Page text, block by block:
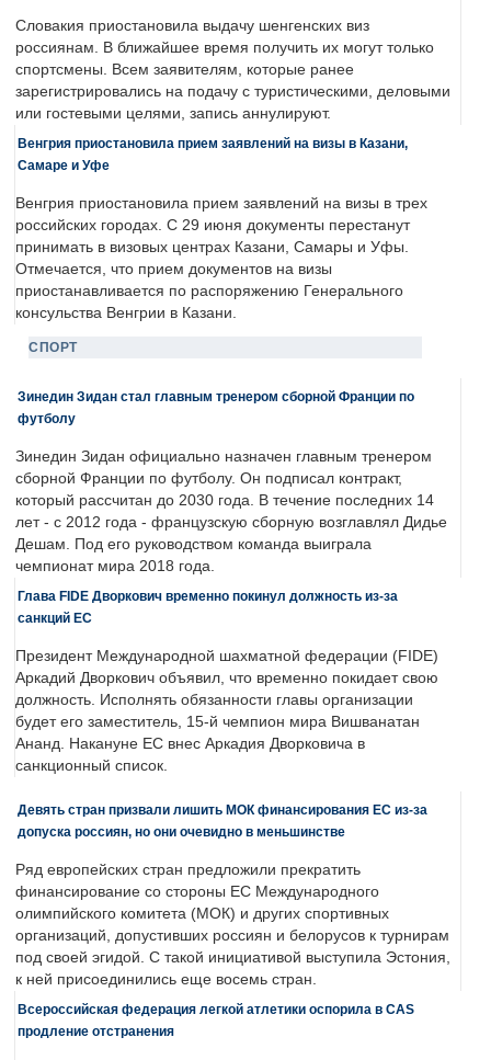
Словакия приостановила выдачу шенгенских виз
россиянам. В ближайшее время получить их могут только
спортсмены. Всем заявителям, которые ранее
зарегистрировались на подачу с туристическими, деловыми
или гостевыми целями, запись аннулируют.
Венгрия приостановила прием заявлений на визы в Казани,
Самаре и Уфе
Венгрия приостановила прием заявлений на визы в трех
российских городах. С 29 июня документы перестанут
принимать в визовых центрах Казани, Самары и Уфы.
Отмечается, что прием документов на визы
приостанавливается по распоряжению Генерального
консульства Венгрии в Казани.
СПОРТ
Зинедин Зидан стал главным тренером сборной Франции по
футболу
Зинедин Зидан официально назначен главным тренером
сборной Франции по футболу. Он подписал контракт,
который рассчитан до 2030 года. В течение последних 14
лет - с 2012 года - французскую сборную возглавлял Дидье
Дешам. Под его руководством команда выиграла
чемпионат мира 2018 года.
Глава FIDE Дворкович временно покинул должность из-за
санкций ЕС
Президент Международной шахматной федерации (FIDE)
Аркадий Дворкович объявил, что временно покидает свою
должность. Исполнять обязанности главы организации
будет его заместитель, 15-й чемпион мира Вишванатан
Ананд. Накануне ЕС внес Аркадия Дворковича в
санкционный список.
Девять стран призвали лишить МОК финансирования ЕС из-за
допуска россиян, но они очевидно в меньшинстве
Ряд европейских стран предложили прекратить
финансирование со стороны ЕС Международного
олимпийского комитета (МОК) и других спортивных
организаций, допустивших россиян и белорусов к турнирам
под своей эгидой. С такой инициативой выступила Эстония,
к ней присоединились еще восемь стран.
Всероссийская федерация легкой атлетики оспорила в CAS
продление отстранения